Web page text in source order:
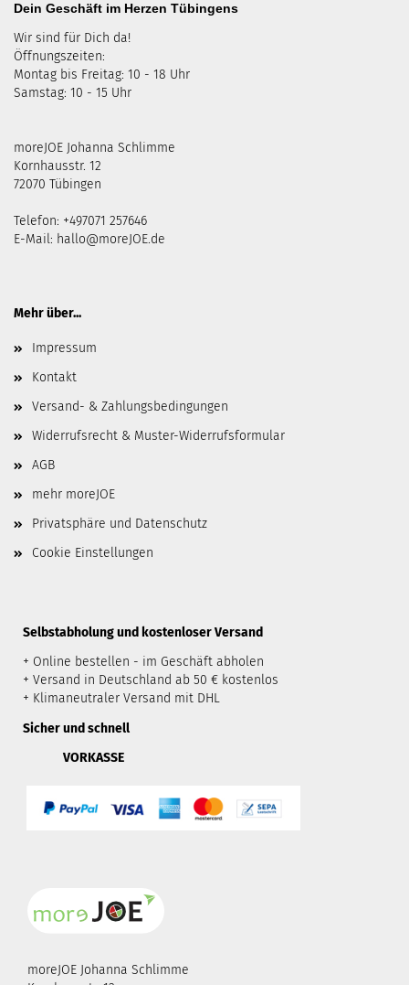
Dein Geschäft im Herzen Tübingens
Wir sind für Dich da!
Öffnungszeiten:
Montag bis Freitag: 10 - 18 Uhr
Samstag: 10 - 15 Uhr
moreJOE Johanna Schlimme
Kornhausstr. 12
72070 Tübingen
Telefon: +497071 257646
E-Mail: hallo@moreJOE.de
Mehr über...
Impressum
Kontakt
Versand- & Zahlungsbedingungen
Widerrufsrecht & Muster-Widerrufsformular
AGB
mehr moreJOE
Privatsphäre und Datenschutz
Cookie Einstellungen
​Selbstabholung und kostenloser Versand
+ Online bestellen - im Geschäft abholen
+ Versand in Deutschland ab 50 € kostenlos
+ Klimaneutraler Versand mit DHL
Sicher und schnell
VORKASSE
moreJOE Johanna Schlimme